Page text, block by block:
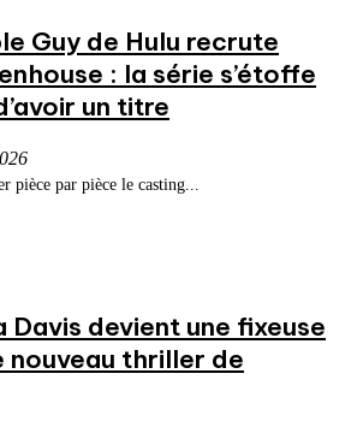
Guy de Hulu recrute
: la série s’étoffe
un titre
pièce par pièce le casting...
Davis devient une fixeuse
nouveau thriller de